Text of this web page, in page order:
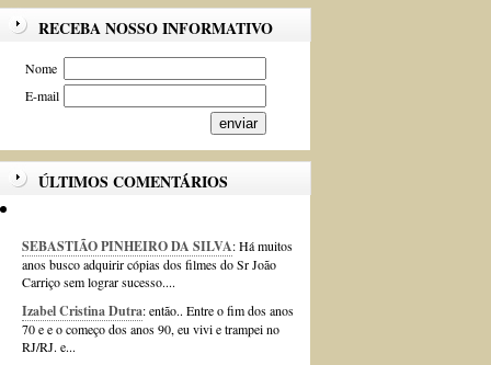
RECEBA NOSSO INFORMATIVO
Nome
E-mail
ÚLTIMOS COMENTÁRIOS
SEBASTIÃO PINHEIRO DA SILVA: Há muitos
anos busco adquirir cópias dos filmes do Sr João
Carriço sem lograr sucesso....
Izabel Cristina Dutra: então.. Entre o fim dos anos
70 e e o começo dos anos 90, eu vivi e trampei no
RJ/RJ. e...